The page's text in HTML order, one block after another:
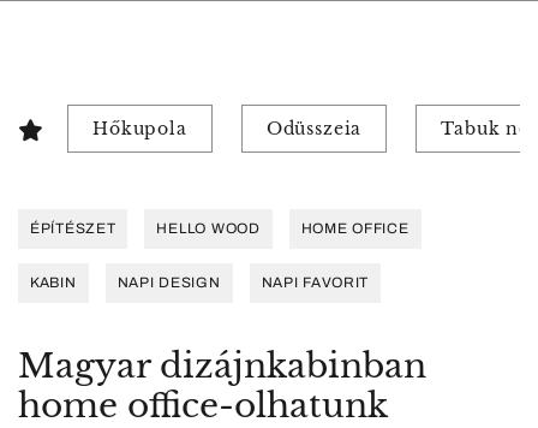
Hőkupola Odüsszeia Tabuk
ÉPÍTÉSZET HELLO WOOD HOME OFFICE
KABIN NAPI DESIGN NAPI FAVORIT
Magyar dizájnkabinban
home office-olhatunk